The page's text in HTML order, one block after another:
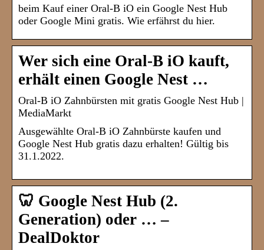
beim Kauf einer Oral-B iO ein Google Nest Hub
oder Google Mini gratis. Wie erfährst du hier.
Wer sich eine Oral-B iO kauft,
erhält einen Google Nest …
Oral-B iO Zahnbürsten mit gratis Google Nest Hub |
MediaMarkt
Ausgewählte Oral-B iO Zahnbürste kaufen und
Google Nest Hub gratis dazu erhalten! Gültig bis
31.1.2022.
🦷 Google Nest Hub (2.
Generation) oder … –
DealDoktor